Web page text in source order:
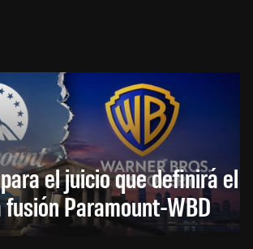
el juicio que definirá el
Paramount-WBD